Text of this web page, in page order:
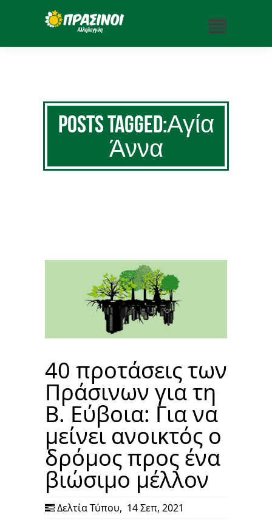
Posts Tagged:Αγία
Άννα
40 προτάσεις των
Πράσινων για τη
Β. Εύβοια: Για να
μείνει ανοικτός ο
δρόμος προς ένα
βιώσιμο μέλλον
Δελτία Τύπου, 14 Σεπ, 2021